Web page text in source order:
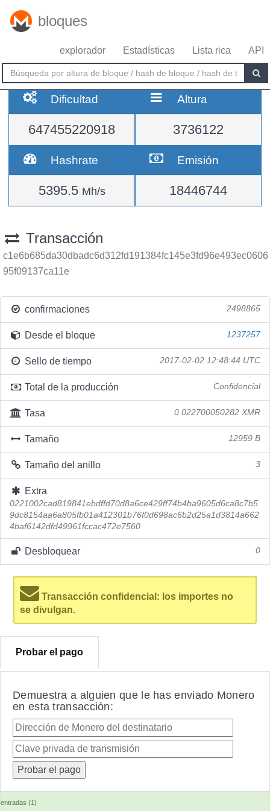
bloques
explorador Estadísticas Lista rica API
Dificultad
647455220918
Altura
3736122
Hashrate
5395.5 Mh/s
Emisión
18446744
Transacción
c1e6b685da30dbadc6d312fd191384fc145e3fd96e493ec0606
95f09137ca11e
confirmaciones 2498865
Desde el bloque 1237257
Sello de tiempo 2017-02-02 12:48:44 UTC
Total de la producción Confidencial
Tasa 0.022700050282 XMR
Tamaño 12959 B
Tamaño del anillo 3
Extra
0221002cad819841ebdffd70d8a6ce429ff74b4ba9605d6ca8c7b5
9dc8154aa6a805fb01a412301b76f0d698ac6b2d25a1d3814a662
4baf6142dfd49961fccac472e7560
Desbloquear 0
Transacción confidencial: los importes no
se divulgan.
Probar el pago
Demuestra a alguien que le has enviado Monero
en esta transacción:
entradas (1)